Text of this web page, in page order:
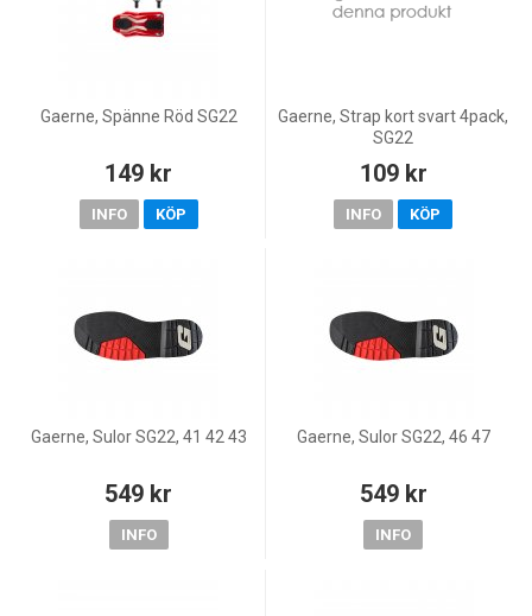
Gaerne, Spänne Röd SG22
149 kr
INFO KÖP
Gaerne, Strap kort svart 4pack,
SG22
109 kr
INFO KÖP
Gaerne, Sulor SG22, 41 42 43
549 kr
INFO
Gaerne, Sulor SG22, 46 47
549 kr
INFO